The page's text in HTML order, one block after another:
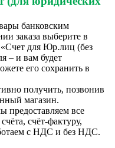
банковским
заказа выберите в
для Юр.лиц (без
– и вам будет
его сохранить в
получить, позвонив
магазин.
предоставляем все
счёт-фактуру,
с НДС и без НДС.